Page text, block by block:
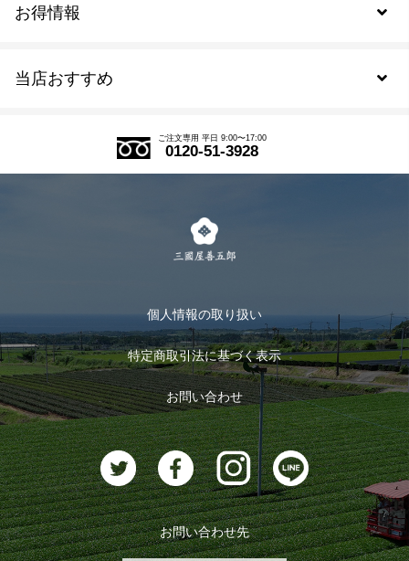
当店おすすめ
式部の香りシリーズ
お茶のギフト
おすすめのお茶
お茶に合うスイーツ
お得情報
会員規約について
ログイン
ログアウト
ご注文専用 平日 9:00〜17:00
0120-51-3928
個人情報の取り扱い
特定商取引法に基づく表示
お問い合わせ
お問い合わせ先